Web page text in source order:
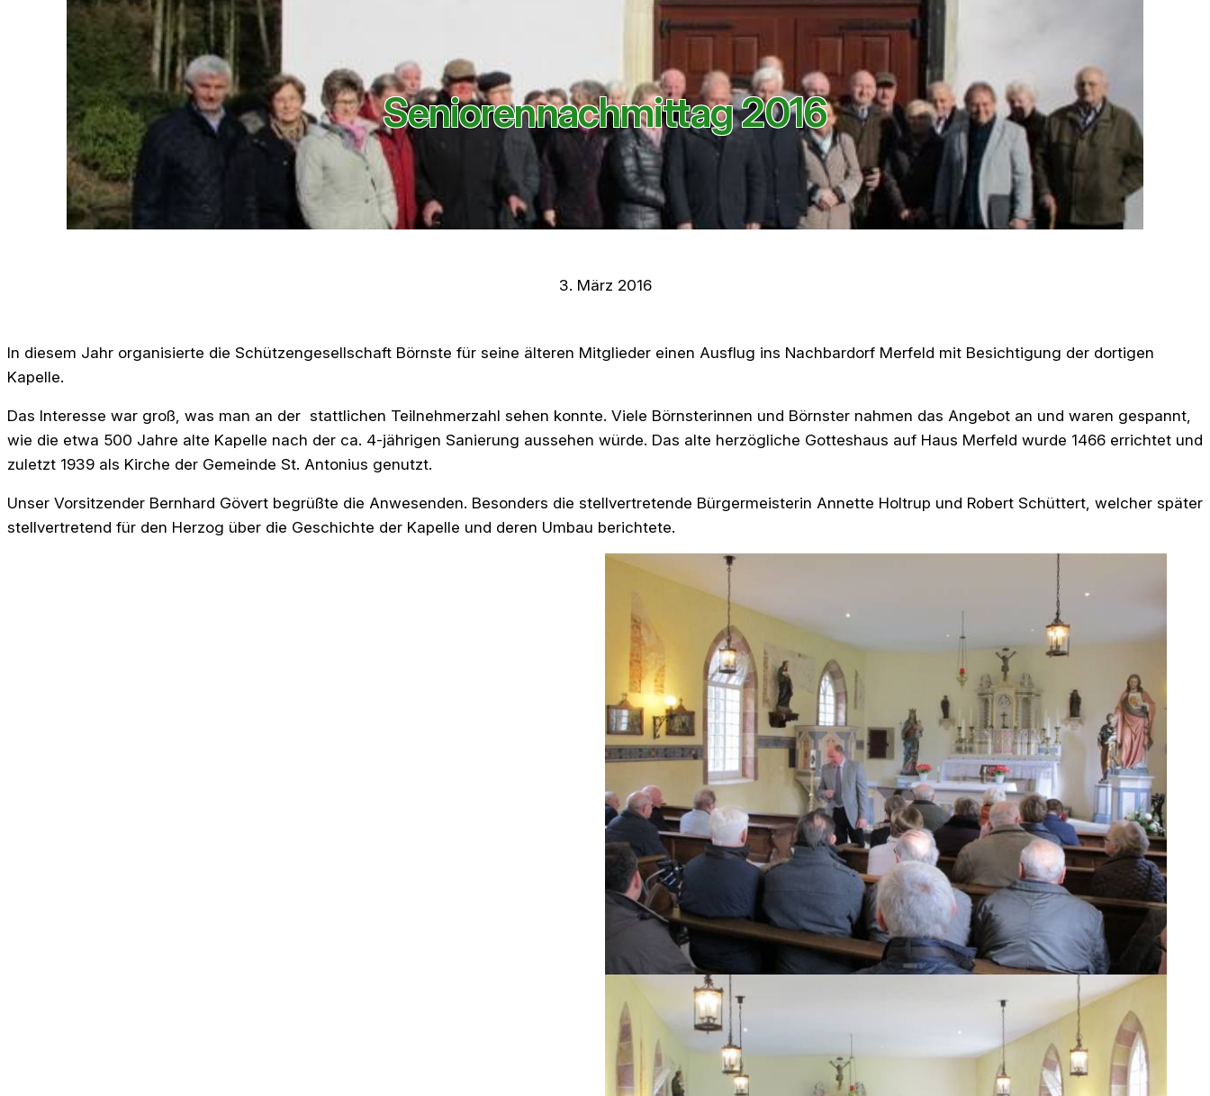
Seniorennachmittag 2016
3. März 2016
In diesem Jahr organisierte die Schützengesellschaft Börnste für seine älteren Mitglieder einen Ausflug ins Nachbardorf Merfeld mit Besichtigung der dortigen
Kapelle.
Das Interesse war groß, was man an der stattlichen Teilnehmerzahl sehen konnte. Viele Börnsterinnen und Börnster nahmen das Angebot an und waren gespannt,
wie die etwa 500 Jahre alte Kapelle nach der ca. 4-jährigen Sanierung aussehen würde. Das alte herzögliche Gotteshaus auf Haus Merfeld wurde 1466 errichtet und
zuletzt 1939 als Kirche der Gemeinde St. Antonius genutzt.
Unser Vorsitzender Bernhard Gövert begrüßte die Anwesenden. Besonders die stellvertretende Bürgermeisterin Annette Holtrup und Robert Schüttert, welcher später
stellvertretend für den Herzog über die Geschichte der Kapelle und deren Umbau berichtete.